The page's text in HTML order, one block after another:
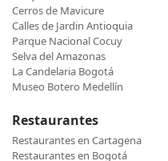
Cerros de Mavicure
Calles de Jardin Antioquia
Parque Nacional Cocuy
Selva del Amazonas
La Candelaria Bogotá
Museo Botero Medellín
Restaurantes
Restaurantes en Cartagena
Restaurantes en Bogotá